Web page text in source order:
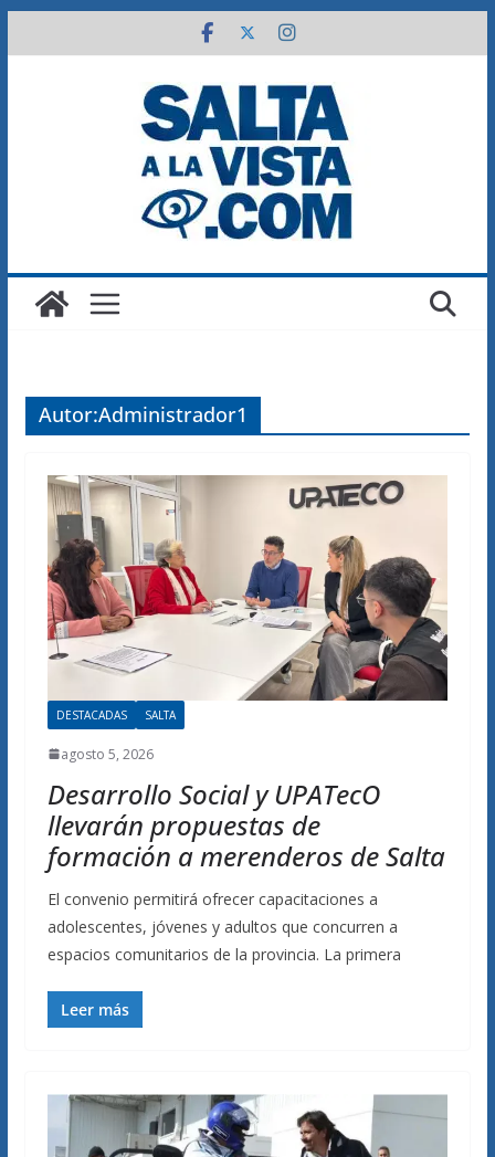
al
Autor:Administrador1
DESTACADAS SALTA
agosto 5, 2026
Desarrollo Social y UPATecO
llevarán propuestas de
formación a merenderos de Salta
El convenio permitirá ofrecer capacitaciones a
adolescentes, jóvenes y adultos que concurren a
espacios comunitarios de la provincia. La primera
Leer más